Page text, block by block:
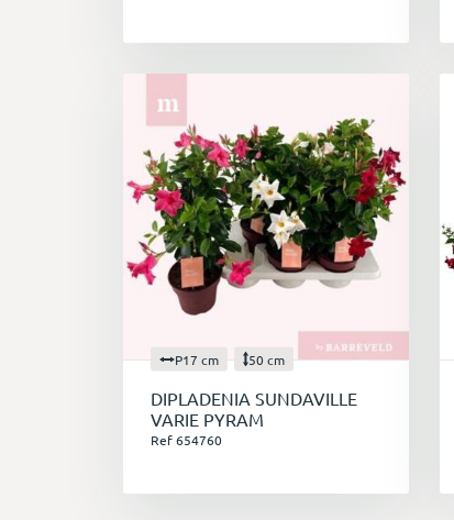
P17 cm 50 cm
DIPLADENIA SUNDAVILLE
VARIE PYRAM
Ref 654760